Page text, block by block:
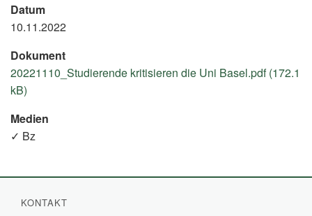
Datum
10.11.2022
Dokument
20221110_Studierende kritisieren die Uni Basel.pdf (172.1
kB)
Medien
✓ Bz
KONTAKT